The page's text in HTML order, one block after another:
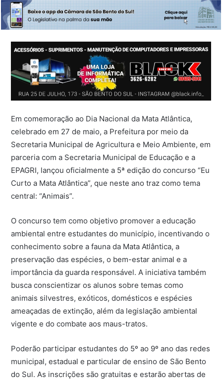
Em comemoração ao Dia Nacional da Mata Atlântica,
celebrado em 27 de maio, a Prefeitura por meio da
Secretaria Municipal de Agricultura e Meio Ambiente, em
parceria com a Secretaria Municipal de Educação e a
EPAGRI, lançou oficialmente a 5ª edição do concurso “Eu
Curto a Mata Atlântica”, que neste ano traz como tema
central: “Animais”.
O concurso tem como objetivo promover a educação
ambiental entre estudantes do município, incentivando o
conhecimento sobre a fauna da Mata Atlântica, a
preservação das espécies, o bem-estar animal e a
importância da guarda responsável. A iniciativa também
busca conscientizar os alunos sobre temas como
animais silvestres, exóticos, domésticos e espécies
ameaçadas de extinção, além da legislação ambiental
vigente e do combate aos maus-tratos.
Poderão participar estudantes do 5º ao 9º ano das redes
municipal, estadual e particular de ensino de São Bento
do Sul. As inscrições são gratuitas e estarão abertas de